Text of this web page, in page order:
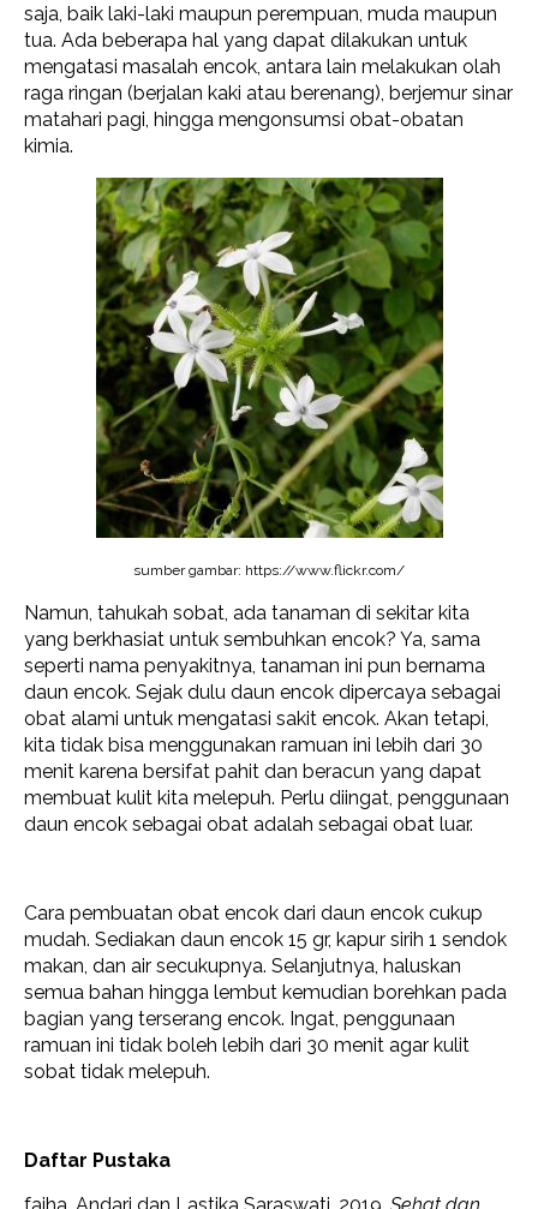
saja, baik laki-laki maupun perempuan, muda maupun
tua. Ada beberapa hal yang dapat dilakukan untuk
mengatasi masalah encok, antara lain melakukan olah
raga ringan (berjalan kaki atau berenang), berjemur sinar
matahari pagi, hingga mengonsumsi obat-obatan
kimia.
sumber gambar: https://www.flickr.com/
Namun, tahukah sobat, ada tanaman di sekitar kita
yang berkhasiat untuk sembuhkan encok? Ya, sama
seperti nama penyakitnya, tanaman ini pun bernama
daun encok. Sejak dulu daun encok dipercaya sebagai
obat alami untuk mengatasi sakit encok. Akan tetapi,
kita tidak bisa menggunakan ramuan ini lebih dari 30
menit karena bersifat pahit dan beracun yang dapat
membuat kulit kita melepuh. Perlu diingat, penggunaan
daun encok sebagai obat adalah sebagai obat luar.
Cara pembuatan obat encok dari daun encok cukup
mudah. Sediakan daun encok 15 gr, kapur sirih 1 sendok
makan, dan air secukupnya. Selanjutnya, haluskan
semua bahan hingga lembut kemudian borehkan pada
bagian yang terserang encok. Ingat, penggunaan
ramuan ini tidak boleh lebih dari 30 menit agar kulit
sobat tidak melepuh.
Daftar Pustaka
faiha, Andari dan Lastika Saraswati. 2019. Sehat dan